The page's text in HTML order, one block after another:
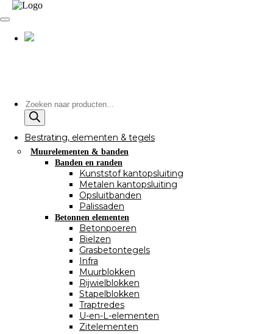
Producten
zoeken
Bestrating, elementen & tegels
Muurelementen & banden
Banden en randen
Kunststof kantopsluiting
Metalen kantopsluiting
Opsluitbanden
Palissaden
Betonnen elementen
Betonpoeren
Bielzen
Grasbetontegels
Infra
Muurblokken
Rijwielblokken
Stapelblokken
Traptredes
U-en-L-elementen
Zitelementen